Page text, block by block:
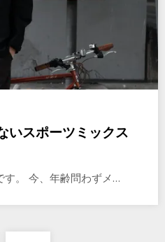
いスポーツミックス
す。 今、年齢問わずメ…
投